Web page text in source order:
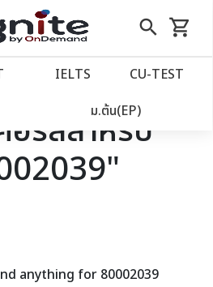
close
search
Skip
to
shopping_cart
รถเข็น
IELTS CU‑TEST
ม.ต้น(EP)
ร์สสำหรับ
anything for 80002039